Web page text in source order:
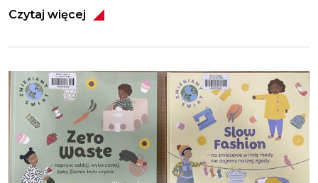
Czytaj więcej
Obraz